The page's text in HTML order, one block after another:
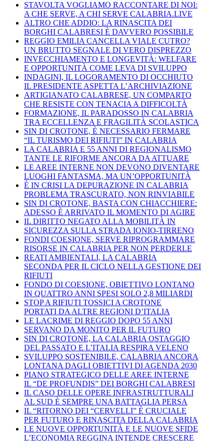
STAVOLTA VOGLIAMO RACCONTARE DI NOI:
A CHE SERVE, A CHI SERVE CALABRIA.LIVE
ALTRO CHE ADDIO: LA RINASCITA DEI
BORGHI CALABRESI È DAVVERO POSSIBILE
REGGIO EMILIA CANCELLA VIALE CUTRO?
UN BRUTTO SEGNALE DI VERO DISPREZZO
INVECCHIAMENTO E LONGEVITÀ: WELFARE
E OPPORTUNITÀ COME LEVA DI SVILUPPO
INDAGINI, IL LOGORAMENTO DI OCCHIUTO
IL PRESIDENTE ASPETTA L’ARCHIVIAZIONE
ARTIGIANATO CALABRESE, UN COMPARTO
CHE RESISTE CON TENACIA A DIFFICOLTÀ
FORMAZIONE, IL PARADOSSO IN CALABRIA
TRA ECCELLENZA E FRAGILITÀ SCOLASTICA
SIN DI CROTONE, È NECESSARIO FERMARE
“IL TURISMO DEI RIFIUTI” IN CALABRIA
LA CALABRIA E 55 ANNI DI REGIONALISMO
TANTE LE RIFORME ANCORA DA ATTUARE
LE AREE INTERNE NON DEVONO DIVENTARE
LUOGHI FANTASMA, MA UN’OPPORTUNITÀ
È IN CRISI LA DEPURAZIONE IN CALABRIA
PROBLEMA TRASCURATO, NON RINVIABILE
SIN DI CROTONE, BASTA CON CHIACCHIERE:
ADESSO È ARRIVATO IL MOMENTO DI AGIRE
IL DIRITTO NEGATO ALLA MOBILITÀ IN
SICUREZZA SULLA STRADA IONIO-TIRRENO
FONDI COESIONE, SERVE RIPROGRAMMARE
RISORSE IN CALABRIA PER NON PERDERLE
REATI AMBIENTALI, LA CALABRIA
SECONDA PER IL CICLO NELLA GESTIONE DEI
RIFIUTI
FONDO DI COESIONE, OBIETTIVO LONTANO
IN QUATTRO ANNI SPESI SOLO 2,8 MILIARDI
STOP A RIFIUTI TOSSICI A CROTONE
PORTATI DA ALTRE REGIONI D’ITALIA
LE LACRIME DI REGGIO DOPO 55 ANNI
SERVANO DA MONITO PER IL FUTURO
SIN DI CROTONE, LA CALABRIA OSTAGGIO
DEL PASSATO E L’ITALIA RESPIRA VELENO
SVILUPPO SOSTENIBILE, CALABRIA ANCORA
LONTANA DAGLI OBIETTIVI DI AGENDA 2030
PIANO STRATEGICO DELLE AREE INTERNE
IL “DE PROFUNDIS” DEI BORGHI CALABRESI
IL CASO DELLE OPERE INFRASTRUTTURALI
AL SUD È SEMPRE UNA BATTAGLIA PERSA
IL “RITORNO DEI “CERVELLI” È CRUCIALE
PER FUTURO E RINASCITA DELLA CALABRIA
LE NUOVE OPPORTUNITÀ E LE NUOVE SFIDE
L’ECONOMIA REGGINA INTENDE CRESCERE